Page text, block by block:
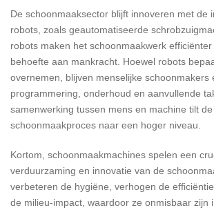
De schoonmaaksector blijft innoveren met de
robots, zoals geautomatiseerde
robots maken het schoonmaakwerk
behoefte aan mankracht. Hoewel robots
overnemen, blijven menselijke schoonmakers
programmering, onderhoud en aanvullende
samenwerking tussen mens en machine tilt
schoonmaakproces naar een hoger niveau.
Kortom, schoonmaakmachines spelen een
verduurzaming en innovatie van de
verbeteren de hygiëne, verhogen de
de milieu-impact, waardoor ze onmisbaar zijn